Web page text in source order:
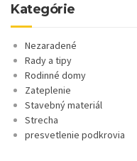
Kategórie
Nezaradené
Rady a tipy
Rodinné domy
Zateplenie
Stavebný materiál
Strecha
presvetlenie podkrovia